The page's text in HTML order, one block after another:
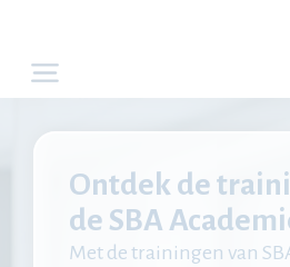
Ontdek de
de SBA
Met de trainingen van